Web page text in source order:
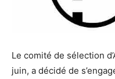
Le comité de sélection
juin, a décidé de